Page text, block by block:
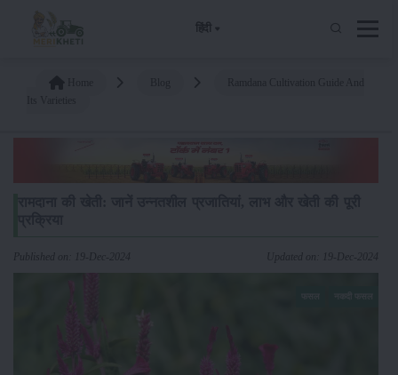
हिंदी
Published on: 19-Dec-2024 Updated on: 19-Dec-2024